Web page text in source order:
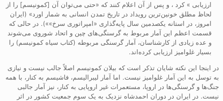
ارزیابی » کرد ، و پس از آن اعلام کنند که «حتی می‌توان آن [کمونیسم] را از
لحاظ مطلق خونین‌ترین رویداد در تاریخ تمدن انسانی به شمار اورد» (ایران
امروز، در استانه یکصدمین سال پایه‌گذاری «امپراتوری سرخ»»). در حالی که
قسمت اعظم این آمار مربوط به گرسنگی‌های چین و اتحاد شوروی می‌شوند
و عده زیادی از کارشناسان، آمار گرسنگی مربوطه (کتاب سیاه کمونیسم) را
بسیار غلوامیز ارزیابی کرده‌اند.
در اینجا این نکته شایان تذکر است که بیلان کمونیسم اصلاً جالب نیست و نیازی
به توسل به این آمار غلوامیز نیست. اما آمار لیبرالیسم، فاشیسم به کنار، با همه
جنگ‌ها و گرسنگی‌ها در اروپا، مستعمرات غیر اروپایی به کنار، نیز آمار جالبی
نیست. در ایران در دوران احمدشاه نزدیک به یک سوم جمعیت کشور در اثر